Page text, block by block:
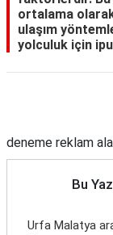
ortalama
ulaşım
yolculuk için
deneme reklam
Bu
Urfa Malatya